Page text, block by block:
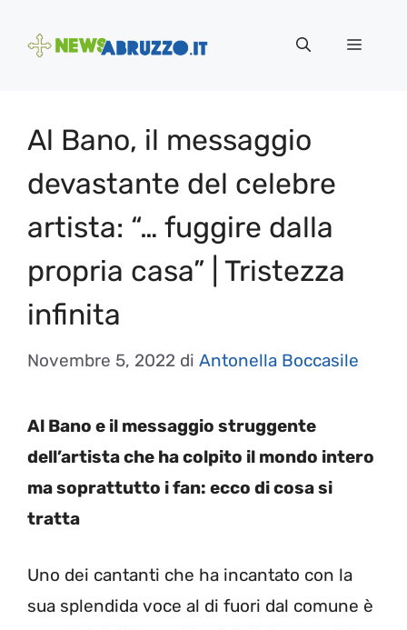
Menu
Al Bano, il messaggio
devastante del celebre
artista: “… fuggire dalla
propria casa” | Tristezza
infinita
Novembre 5, 2022 di Antonella Boccasile
Al Bano e il messaggio struggente
dell’artista che ha colpito il mondo intero
ma soprattutto i fan: ecco di cosa si
tratta
Uno dei cantanti che ha incantato con la
sua splendida voce al di fuori dal comune è